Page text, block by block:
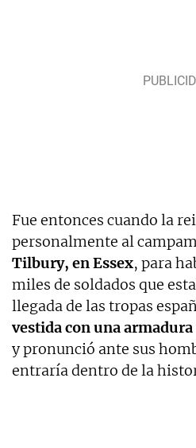
Fue entonces cuando la
personalmente al
Tilbury, en Essex, para
miles de soldados que
llegada de las tropas
vestida con una armadura
y pronunció ante sus
entraría dentro de la